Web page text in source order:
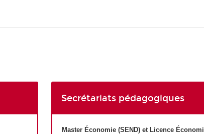
Secrétariats pédagogiques
Master Économie (SEND) et Licence